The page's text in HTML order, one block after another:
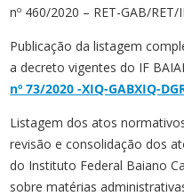
nº 460/2020 – RET-GAB/
Publicação da listagem
a decreto vigentes do IF
nº 73/2020 -XIQ-GABXIQ-
Listagem dos atos
revisão e consolidação dos
do Instituto Federal Baiano
sobre matérias